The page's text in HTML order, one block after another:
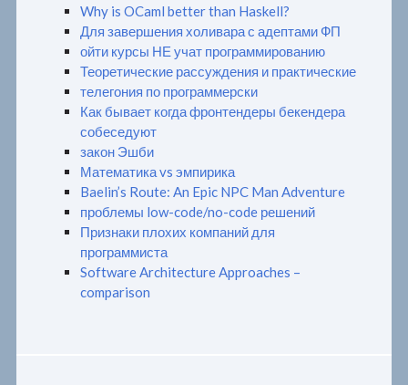
Why is OCaml better than Haskell?
Для завершения холивара с адептами ФП
ойти курсы НЕ учат программированию
Теоретические рассуждения и практические
телегония по программерски
Как бывает когда фронтендеры бекендера
собеседуют
закон Эшби
Математика vs эмпирика
Baelin’s Route: An Epic NPC Man Adventure
проблемы low-code/no-code решений
Признаки плохих компаний для
программиста
Software Architecture Approaches –
comparison